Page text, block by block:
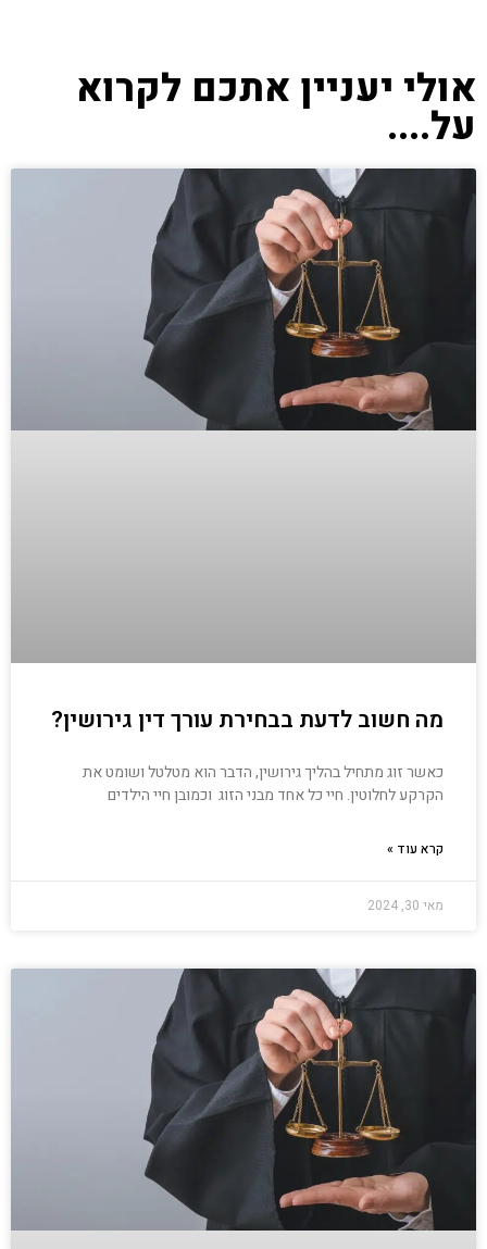
אולי יעניין אתכם לקרוא
על....
מה חשוב לדעת בבחירת עורך דין גירושין?
כאשר זוג מתחיל בהליך גירושין, הדבר הוא מטלטל ושומט את
הקרקע לחלוטין. חיי כל אחד מבני הזוג וכמובן חיי הילדים
קרא עוד »
מאי 30, 2024